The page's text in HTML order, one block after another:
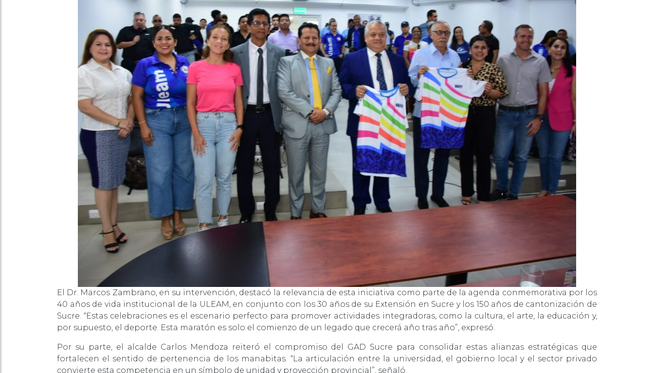
El Dr. Marcos Zambrano, en su intervención, destacó la relevancia de esta iniciativa como parte de la agenda conmemorativa por los
40 años de vida institucional de la ULEAM, en conjunto con los 30 años de su Extensión en Sucre y los 150 años de cantonización de
Sucre. “Estas celebraciones es el escenario perfecto para promover actividades integradoras, como la cultura, el arte, la educación y,
por supuesto, el deporte. Esta maratón es solo el comienzo de un legado que crecerá año tras año”, expresó.
Por su parte, el alcalde Carlos Mendoza reiteró el compromiso del GAD Sucre para consolidar estas alianzas estratégicas que
fortalecen el sentido de pertenencia de los manabitas. “La articulación entre la universidad, el gobierno local y el sector privado
convierte esta competencia en un símbolo de unidad y proyección provincial”, señaló.